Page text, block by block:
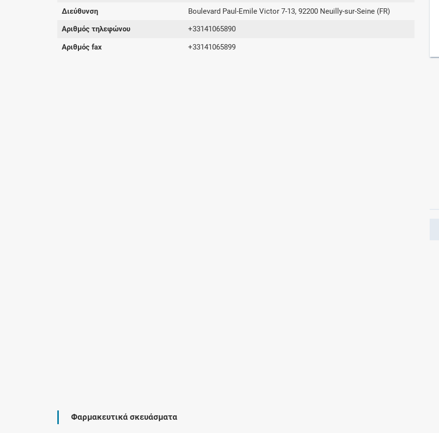
Μάθετε περισσότερα για τα οφέλη και τις
Διεύθυνση Boulevard Paul-Emile Victor 7-13, 92200 Neuilly-sur-Seine (FR)
Αριθμός τηλεφώνου +33141065890
Αριθμός fax +33141065899
Φαρμακευτικά σκευάσματα